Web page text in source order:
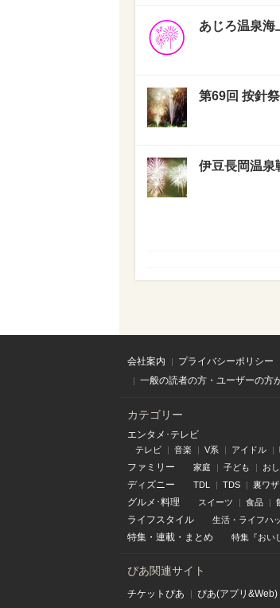
あじろ温泉海
第69回 按針
伊豆長岡温泉
会社案内 プライバシーポリシー
一般の読者の方・ユーザーの方
カテゴリー
エンタメ･テレビ
テレビ 音楽 V系 アイドル
ファミリー 家庭 子ども お
ディズニー TDL TDS 裏ワ
グルメ･料理 スイーツ 食品
ライフスタイル 生活・ライフハ
特集 ・ 連載 ・ まとめ 特集『おい
ぴあ関連サイト
チケットぴあ ぴあ(アプリ&Web)